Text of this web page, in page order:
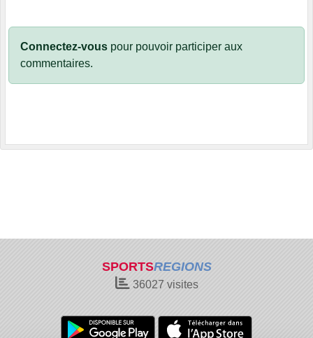
Connectez-vous pour pouvoir participer aux
commentaires.
SPORTSREGIONS
36027 visites